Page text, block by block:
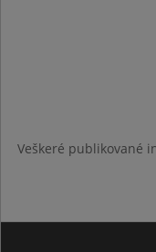
Veškeré publikované